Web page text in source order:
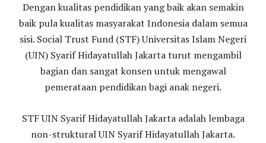
Dengan kualitas pendidikan yang baik akan semakin
baik pula kualitas masyarakat Indonesia dalam semua
sisi. Social Trust Fund (STF) Universitas Islam Negeri
(UIN) Syarif Hidayatullah Jakarta turut mengambil
bagian dan sangat konsen untuk mengawal
pemerataan pendidikan bagi anak negeri.
STF UIN Syarif Hidayatullah Jakarta adalah lembaga
non-struktural UIN Syarif Hidayatullah Jakarta.